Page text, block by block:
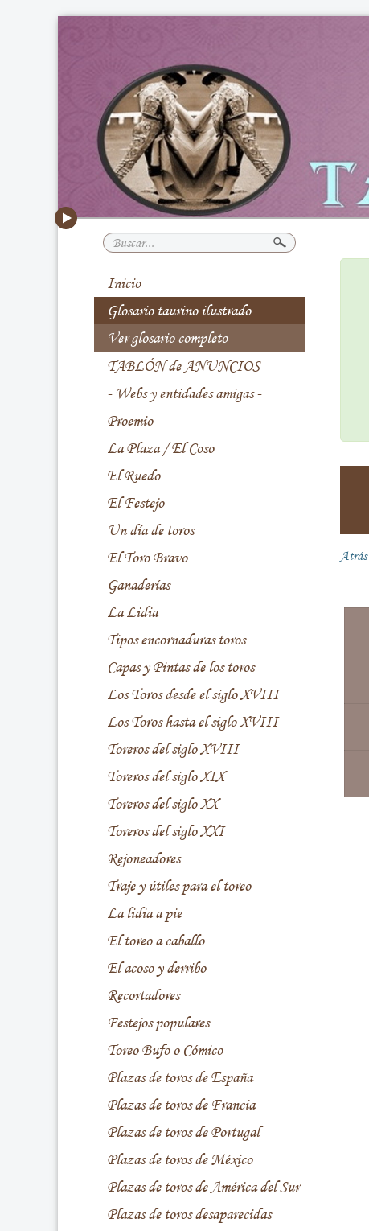
Buscar...
Inicio
Glosario taurino ilustrado
Ver glosario completo
TABLÓN de ANUNCIOS
- Webs y entidades amigas -
Proemio
La Plaza / El Coso
El Ruedo
El Festejo
Un día de toros
El Toro Bravo
Ganaderías
La Lidia
Tipos encornaduras toros
Capas y Pintas de los toros
Los Toros desde el siglo XVIII
Los Toros hasta el siglo XVIII
Toreros del siglo XVIII
Toreros del siglo XIX
Toreros del siglo XX
Toreros del siglo XXI
Rejoneadores
Traje y útiles para el toreo
La lidia a pie
El toreo a caballo
El acoso y derribo
Recortadores
Festejos populares
Toreo Bufo o Cómico
Plazas de toros de España
Plazas de toros de Francia
Plazas de toros de Portugal
Plazas de toros de México
Plazas de toros de América del Sur
Plazas de toros desaparecidas
Atrás